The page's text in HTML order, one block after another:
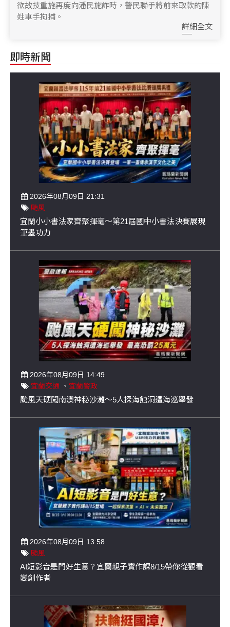
欲故技重施再度向潘民施詐時，警民聯手將前來取款的陳
姓車手拘捕。
詳細全文
即時新聞
2026年08月09日 21:31
颱風
宜蘭小小書法家齊聚揮毫～第21屆國中小書法決賽展現
筆墨功力
2026年08月09日 14:49
宜蘭交通 、 宜蘭警政
颱風天硬闖南澳神秘沙灘～5人探海蝕洞遭海巡舉發
2026年08月09日 13:58
颱風
AI短影音是門好生意？宜蘭親子實作課8/15帶你從觀看
變創作者